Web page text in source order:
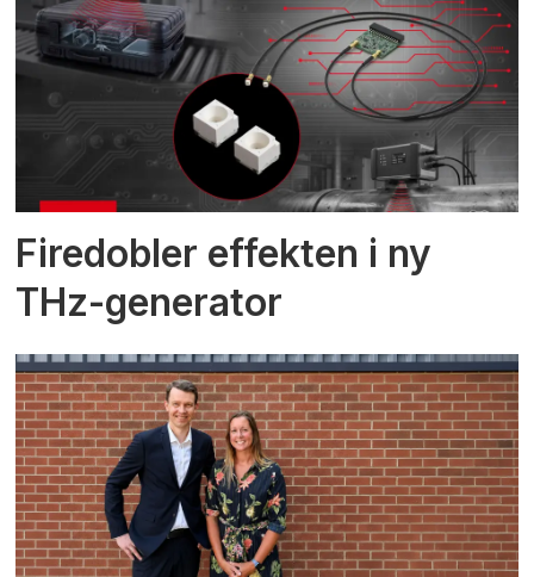
Firedobler effekten i ny
THz-generator